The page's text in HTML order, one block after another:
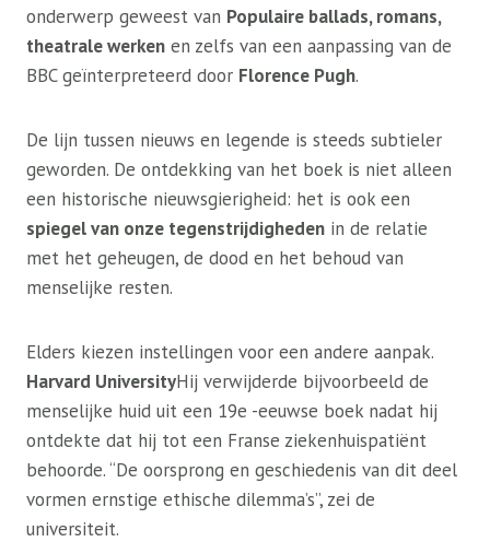
onderwerp geweest van Populaire ballads, romans,
theatrale werken en zelfs van een aanpassing van de
BBC geïnterpreteerd door Florence Pugh.
De lijn tussen nieuws en legende is steeds subtieler
geworden. De ontdekking van het boek is niet alleen
een historische nieuwsgierigheid: het is ook een
spiegel van onze tegenstrijdigheden in de relatie
met het geheugen, de dood en het behoud van
menselijke resten.
Elders kiezen instellingen voor een andere aanpak.
Harvard UniversityHij verwijderde bijvoorbeeld de
menselijke huid uit een 19e -eeuwse boek nadat hij
ontdekte dat hij tot een Franse ziekenhuispatiënt
behoorde. “De oorsprong en geschiedenis van dit deel
vormen ernstige ethische dilemma’s”, zei de
universiteit.